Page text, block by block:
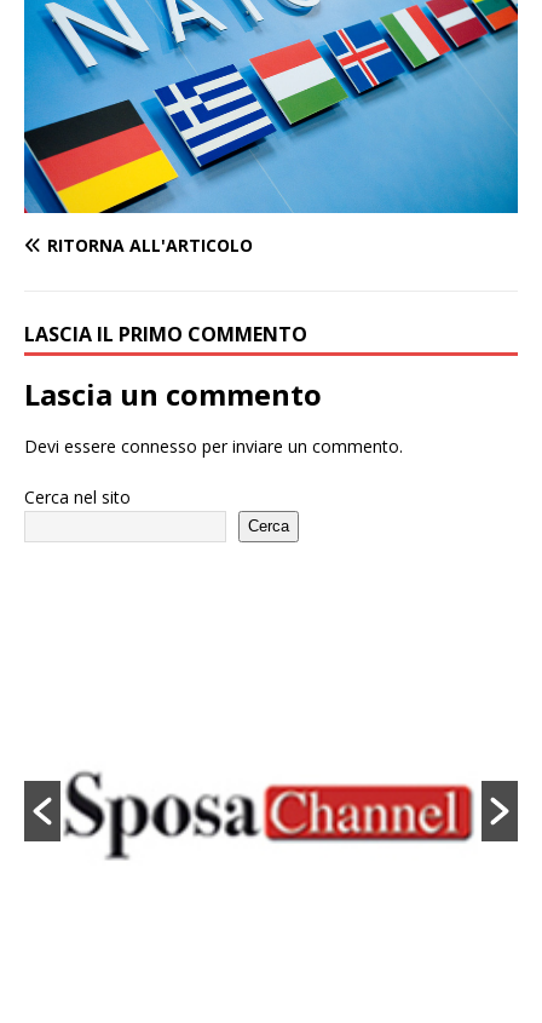
RITORNA ALL'ARTICOLO
LASCIA IL PRIMO COMMENTO
Lascia un commento
Devi essere connesso per inviare un commento.
Cerca nel sito
Cerca